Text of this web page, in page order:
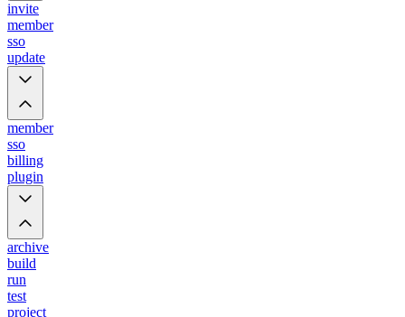
invite
member
sso
update
member
sso
billing
plugin
archive
build
run
test
project